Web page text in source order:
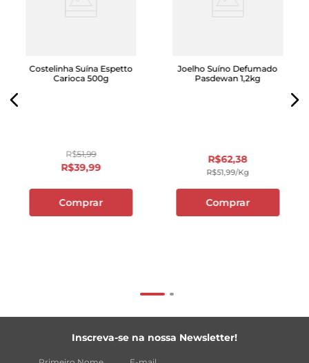
Costelinha Suína Espetto
Carioca 500g
R$51,99
R$39,99
Comprar
Joelho Suíno Defumado
Pasdewan 1,2kg
R$62,38
R$51,99/kg
Comprar
Inscreva-se na nossa Newsletter!